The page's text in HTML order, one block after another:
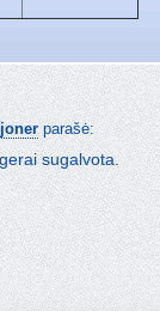
parašė:
sugalvota.